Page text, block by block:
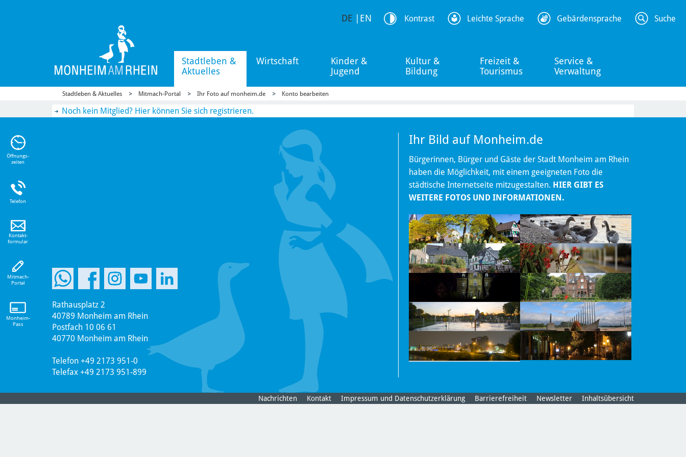
Stadtleben &
Aktuelles
Wirtschaft
Kinder &
Jugend
Kultur &
Bildung
Freizeit &
Tourismus
Service &
Verwaltung
DE EN Kontrast Leichte Sprache Gebärdensprache Suche
Stadtleben & Aktuelles Mitmach-Portal Ihr Foto auf monheim.de Konto bearbeiten
Noch kein Mitglied? Hier können Sie sich registrieren.
Rathausplatz 2
40789 Monheim am Rhein
Postfach 10 06 61
40770 Monheim am Rhein
Telefon +49 2173 951-0
Telefax +49 2173 951-899
Ihr Bild auf Monheim.de
Bürgerinnen, Bürger und Gäste der Stadt Monheim am Rhein
haben die Möglichkeit, mit einem geeigneten Foto die
städtische Internetseite mitzugestalten. HIER GIBT ES
WEITERE FOTOS UND INFORMATIONEN.
Nachrichten Kontakt Impressum und Datenschutzerklärung Barrierefreiheit Newsletter Inhaltsübersicht
Öffnungs-
zeiten
Telefon
Kontakt-
formular
Mitmach-
Portal
Monheim-
Pass
Sie
zu